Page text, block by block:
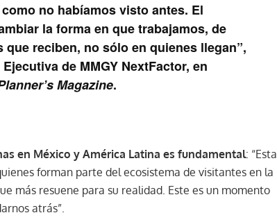
no habíamos visto antes. El
la forma en que trabajamos, de
reciben, no sólo en quienes llegan”,
de MMGY NextFactor, en
Magazine.
en México y América Latina es fundamental: “Esta
forman parte del ecosistema de visitantes en la
más resuene para su realidad. Este es un momento
atrás”.